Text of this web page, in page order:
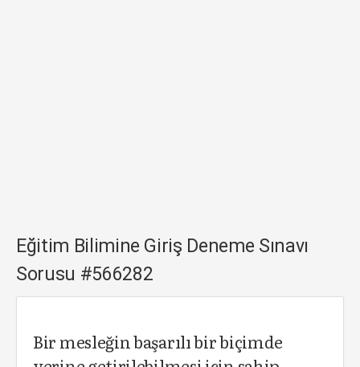
Eğitim Bilimine Giriş Deneme Sınavı
Sorusu #566282
Bir mesleğin başarılı bir biçimde